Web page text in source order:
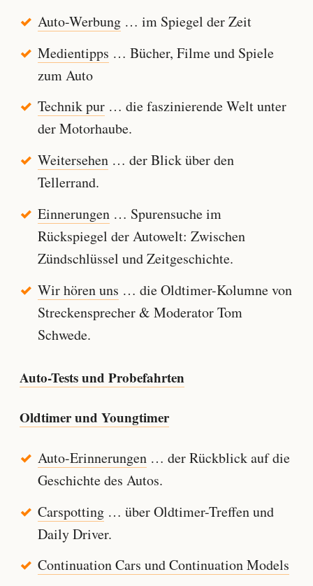
Auto-Werbung… im Spiegel der Zeit
Medientipps … Bücher, Filme und Spiele
zum Auto
Technik pur… die faszinierende Welt unter
der Motorhaube.
Weitersehen… der Blick über den
Tellerrand.
Einnerungen… Spurensuche im
Rückspiegel der Autowelt: Zwischen
Zündschlüssel und Zeitgeschichte.
Wir hören uns … die Oldtimer-Kolumne von
Streckensprecher & Moderator Tom
Schwede.
Auto-Tests und Probefahrten
Oldtimer und Youngtimer
Auto-Erinnerungen… der Rückblick auf die
Geschichte des Autos.
Carspotting… über Oldtimer-Treffen und
Daily Driver.
Continuation Cars und Continuation Models